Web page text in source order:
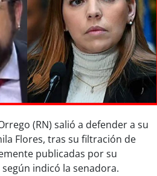
(RN) salió a defender a su
Flores, tras su filtración de
publicadas por su
indicó la senadora.